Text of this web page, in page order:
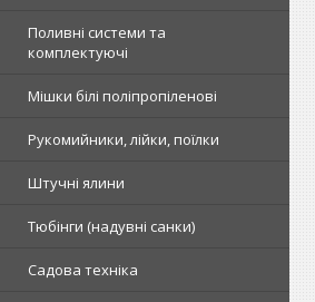
Поливні системи та
комплектуючі
Мішки білі поліпропіленові
Рукомийники, лійки, поїлки
Штучні ялини
Тюбінги (надувні санки)
Садова техніка